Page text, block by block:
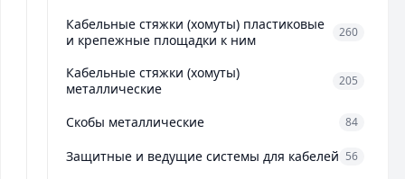
Кабельные стяжки (хомуты) пластиковые
и крепежные площадки к ним
260
Кабельные стяжки (хомуты)
металлические
205
Скобы металлические 84
Защитные и ведущие системы для кабелей 56